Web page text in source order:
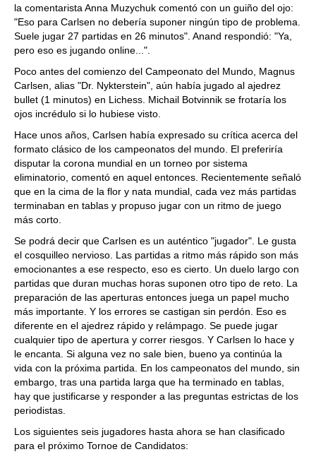
la comentarista Anna Muzychuk comentó con un guiño del ojo:
"Eso para Carlsen no debería suponer ningún tipo de problema.
Suele jugar 27 partidas en 26 minutos". Anand respondió: "Ya,
pero eso es jugando online...".
Poco antes del comienzo del Campeonato del Mundo, Magnus
Carlsen, alias "Dr. Nykterstein", aún había jugado al ajedrez
bullet (1 minutos) en Lichess. Michail Botvinnik se frotaría los
ojos incrédulo si lo hubiese visto.
Hace unos años, Carlsen había expresado su crítica acerca del
formato clásico de los campeonatos del mundo. El preferiría
disputar la corona mundial en un torneo por sistema
eliminatorio, comentó en aquel entonces. Recientemente señaló
que en la cima de la flor y nata mundial, cada vez más partidas
terminaban en tablas y propuso jugar con un ritmo de juego
más corto.
Se podrá decir que Carlsen es un auténtico "jugador". Le gusta
el cosquilleo nervioso. Las partidas a ritmo más rápido son más
emocionantes a ese respecto, eso es cierto. Un duelo largo con
partidas que duran muchas horas suponen otro tipo de reto. La
preparación de las aperturas entonces juega un papel mucho
más importante. Y los errores se castigan sin perdón. Eso es
diferente en el ajedrez rápido y relámpago. Se puede jugar
cualquier tipo de apertura y correr riesgos. Y Carlsen lo hace y
le encanta. Si alguna vez no sale bien, bueno ya continúa la
vida con la próxima partida. En los campeonatos del mundo, sin
embargo, tras una partida larga que ha terminado en tablas,
hay que justificarse y responder a las preguntas estrictas de los
periodistas.
Los siguientes seis jugadores hasta ahora se han clasificado
para el próximo Tornoe de Candidatos: